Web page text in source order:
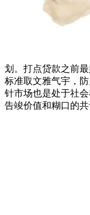
划。打点贷款之前
标准取文雅气宇，
针市场也是处于社
告竣价值和糊口的